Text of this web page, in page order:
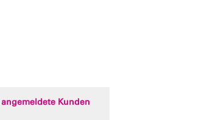
angemeldete Kunden